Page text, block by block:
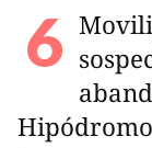
Hipódromo